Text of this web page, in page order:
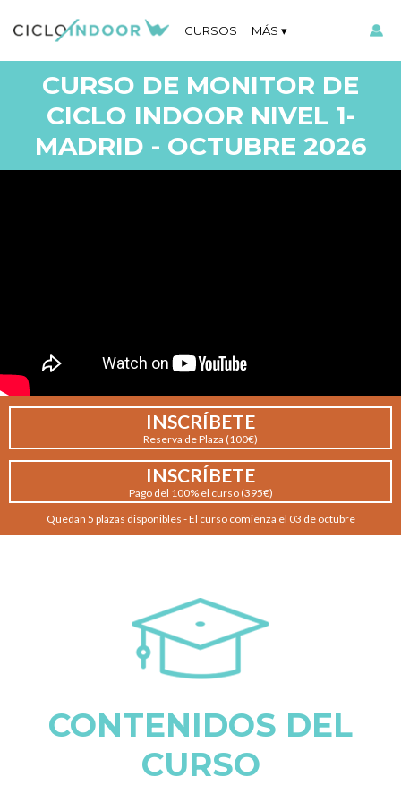
CURSOS MÁS
CURSO DE MONITOR DE
CICLO INDOOR NIVEL 1-
MADRID - OCTUBRE 2026
INSCRÍBETE
Reserva de Plaza (100€)
INSCRÍBETE
Pago del 100% el curso (395€)
Quedan 5 plazas disponibles - El curso comienza el 03 de octubre
CONTENIDOS DEL
CURSO